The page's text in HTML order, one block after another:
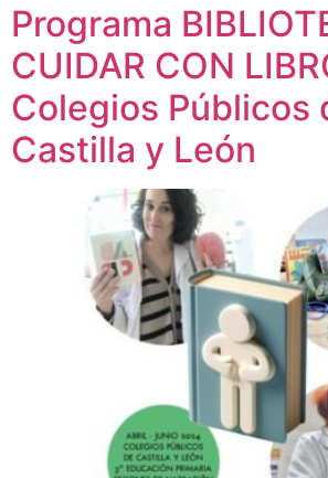
Programa
CUIDAR CON
Colegios Públicos
Castilla y León